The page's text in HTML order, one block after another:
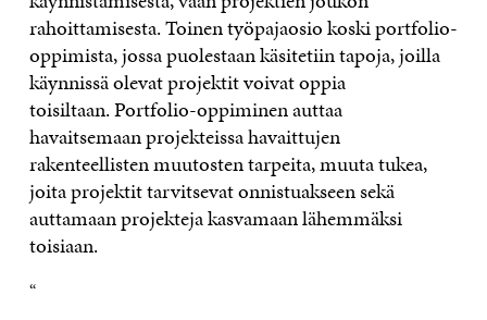
rahoittamisesta. Toinen työpajaosio koski portfolio-
oppimista, jossa puolestaan käsitetiin tapoja, joilla
käynnissä olevat projektit voivat oppia
toisiltaan.Portfolio-oppiminen auttaa
havaitsemaan projekteissa havaittujen
rakenteellisten muutosten tarpeita,muuta tukea,
joita projektit tarvitsevat onnistuakseensekä
auttamaan projekteja kasvamaan lähemmäksi
toisiaan.
“